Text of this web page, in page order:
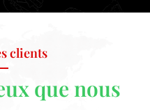
clients
que nous